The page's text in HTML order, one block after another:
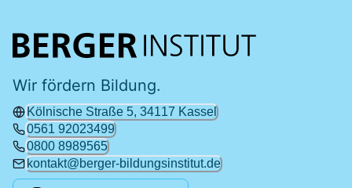
Wir fördern Bildung.
Kölnische Straße 5, 34117 Kassel
0561 92023499
0800 8989565
kontakt@berger-bildungsinstitut.de